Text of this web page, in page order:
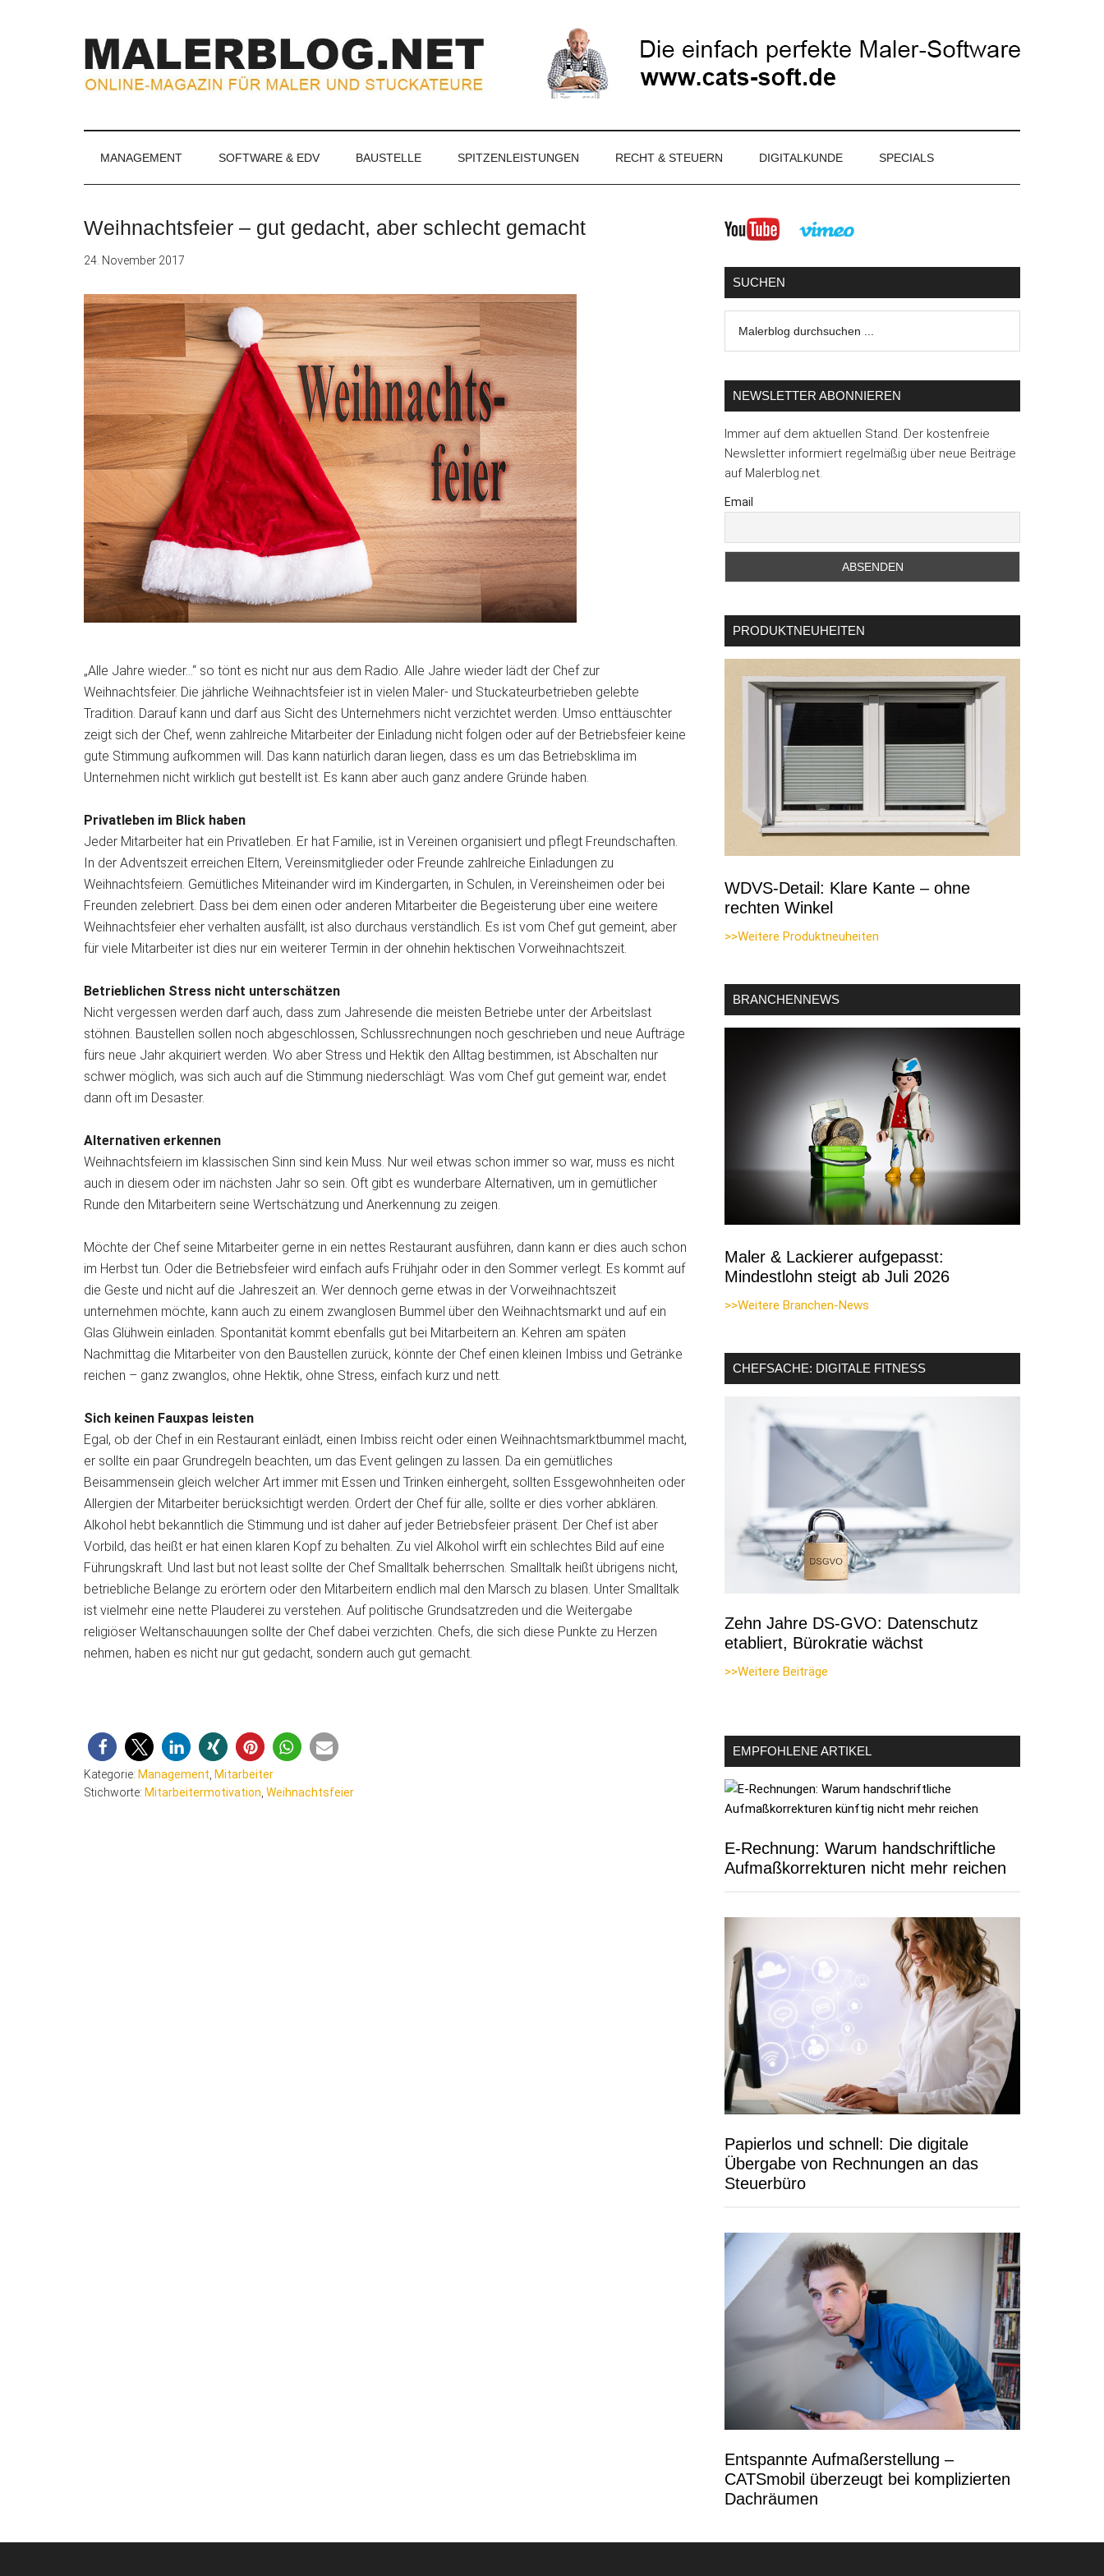
MALERBLOG.NET
Magazin
Stuckateure
MANAGEMENT SOFTWARE & EDV BAUSTELLE SPITZENLEISTUNGEN RECHT & STEUERN DIGITALKUNDE SPECIALS
Weihnachtsfeier – gut gedacht, aber schlecht gemacht
24. November 2017
„Alle Jahre wieder…“ so tönt es nicht nur aus dem Radio. Alle Jahre wieder lädt der Chef zur
Weihnachtsfeier. Die jährliche Weihnachtsfeier ist in vielen Maler- und Stuckateurbetrieben gelebte
Tradition. Darauf kann und darf aus Sicht des Unternehmers nicht verzichtet werden. Umso enttäuschter
zeigt sich der Chef, wenn zahlreiche Mitarbeiter der Einladung nicht folgen oder auf der Betriebsfeier keine
gute Stimmung aufkommen will. Das kann natürlich daran liegen, dass es um das Betriebsklima im
Unternehmen nicht wirklich gut bestellt ist. Es kann aber auch ganz andere Gründe haben.
Privatleben im Blick haben
Jeder Mitarbeiter hat ein Privatleben. Er hat Familie, ist in Vereinen organisiert und pflegt Freundschaften.
In der Adventszeit erreichen Eltern, Vereinsmitglieder oder Freunde zahlreiche Einladungen zu
Weihnachtsfeiern. Gemütliches Miteinander wird im Kindergarten, in Schulen, in Vereinsheimen oder bei
Freunden zelebriert. Dass bei dem einen oder anderen Mitarbeiter die Begeisterung über eine weitere
Weihnachtsfeier eher verhalten ausfällt, ist also durchaus verständlich. Es ist vom Chef gut gemeint, aber
für viele Mitarbeiter ist dies nur ein weiterer Termin in der ohnehin hektischen Vorweihnachtszeit.
Betrieblichen Stress nicht unterschätzen
Nicht vergessen werden darf auch, dass zum Jahresende die meisten Betriebe unter der Arbeitslast
stöhnen. Baustellen sollen noch abgeschlossen, Schlussrechnungen noch geschrieben und neue Aufträge
fürs neue Jahr akquiriert werden. Wo aber Stress und Hektik den Alltag bestimmen, ist Abschalten nur
schwer möglich, was sich auch auf die Stimmung niederschlägt. Was vom Chef gut gemeint war, endet
dann oft im Desaster.
Alternativen erkennen
Weihnachtsfeiern im klassischen Sinn sind kein Muss. Nur weil etwas schon immer so war, muss es nicht
auch in diesem oder im nächsten Jahr so sein. Oft gibt es wunderbare Alternativen, um in gemütlicher
Runde den Mitarbeitern seine Wertschätzung und Anerkennung zu zeigen.
Möchte der Chef seine Mitarbeiter gerne in ein nettes Restaurant ausführen, dann kann er dies auch schon
im Herbst tun. Oder die Betriebsfeier wird einfach aufs Frühjahr oder in den Sommer verlegt. Es kommt auf
die Geste und nicht auf die Jahreszeit an. Wer dennoch gerne etwas in der Vorweihnachtszeit
unternehmen möchte, kann auch zu einem zwanglosen Bummel über den Weihnachtsmarkt und auf ein
Glas Glühwein einladen. Spontanität kommt ebenfalls gut bei Mitarbeitern an. Kehren am späten
Nachmittag die Mitarbeiter von den Baustellen zurück, könnte der Chef einen kleinen Imbiss und Getränke
reichen – ganz zwanglos, ohne Hektik, ohne Stress, einfach kurz und nett.
Sich keinen Fauxpas leisten
Egal, ob der Chef in ein Restaurant einlädt, einen Imbiss reicht oder einen Weihnachtsmarktbummel macht,
er sollte ein paar Grundregeln beachten, um das Event gelingen zu lassen. Da ein gemütliches
Beisammensein gleich welcher Art immer mit Essen und Trinken einhergeht, sollten Essgewohnheiten oder
Allergien der Mitarbeiter berücksichtigt werden. Ordert der Chef für alle, sollte er dies vorher abklären.
Alkohol hebt bekanntlich die Stimmung und ist daher auf jeder Betriebsfeier präsent. Der Chef ist aber
Vorbild, das heißt er hat einen klaren Kopf zu behalten. Zu viel Alkohol wirft ein schlechtes Bild auf eine
Führungskraft. Und last but not least sollte der Chef Smalltalk beherrschen. Smalltalk heißt übrigens nicht,
betriebliche Belange zu erörtern oder den Mitarbeitern endlich mal den Marsch zu blasen. Unter Smalltalk
ist vielmehr eine nette Plauderei zu verstehen. Auf politische Grundsatzreden und die Weitergabe
religiöser Weltanschauungen sollte der Chef dabei verzichten. Chefs, die sich diese Punkte zu Herzen
nehmen, haben es nicht nur gut gedacht, sondern auch gut gemacht.
Kategorie: Management Mitarbeiter
Stichworte: Mitarbeitermotivation Weihnachtsfeier
Seitenspalte
SUCHEN
durchsuchen
NEWSLETTER ABONNIEREN
Immer auf dem aktuellen Stand. Der kostenfreie
Newsletter informiert regelmäßig über neue Beiträge
auf Malerblog.net.
Email
PRODUKTNEUHEITEN
WDVS-Detail: Klare Kante – ohne
rechten Winkel
>>Weitere Produktneuheiten
BRANCHENNEWS
Maler & Lackierer aufgepasst:
Mindestlohn steigt ab Juli 2026
>>Weitere Branchen-News
CHEFSACHE: DIGITALE FITNESS
Zehn Jahre DS-GVO: Datenschutz
etabliert, Bürokratie wächst
>>Weitere Beiträge
EMPFOHLENE ARTIKEL
E-Rechnung: Warum handschriftliche
Aufmaßkorrekturen nicht mehr reichen
Papierlos und schnell: Die digitale
Übergabe von Rechnungen an das
Steuerbüro
Entspannte Aufmaßerstellung –
CATSmobil überzeugt bei komplizierten
Dachräumen